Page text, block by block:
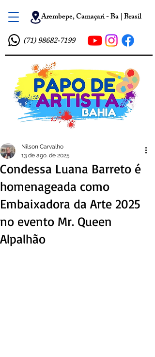
Arembepe, Camaçari - Ba | Brasil
(71) 98682-7199
Condessa Luana Barreto é
homenageada como
Embaixadora da Arte 2025
no evento Mr. Queen
Alpalhão
Nilson Carvalho
13 de ago. de 2025